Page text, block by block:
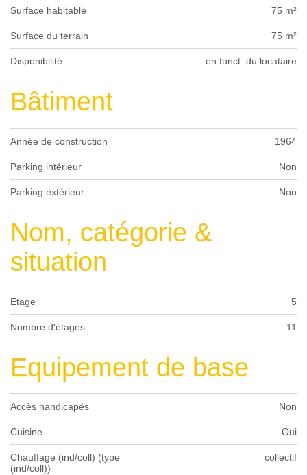
Surface habitable 75 m²
Surface du terrain 75 m²
Disponibilité en fonct. du locataire
Bâtiment
Année de construction 1964
Parking intérieur Non
Parking extérieur Non
Nom, catégorie &
situation
Etage 5
Nombre d'étages 11
Equipement de base
Accès handicapés Non
Cuisine Oui
Chauffage (ind/coll) (type
(ind/coll))
collectif